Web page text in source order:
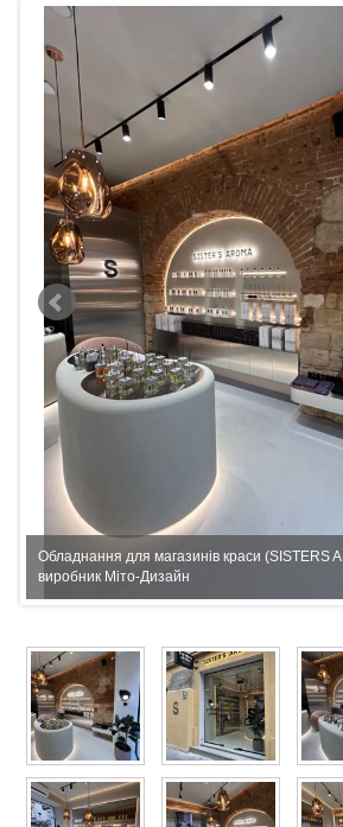
Обладнання для магазинів краси (SISTERS
виробник Міто-Дизайн